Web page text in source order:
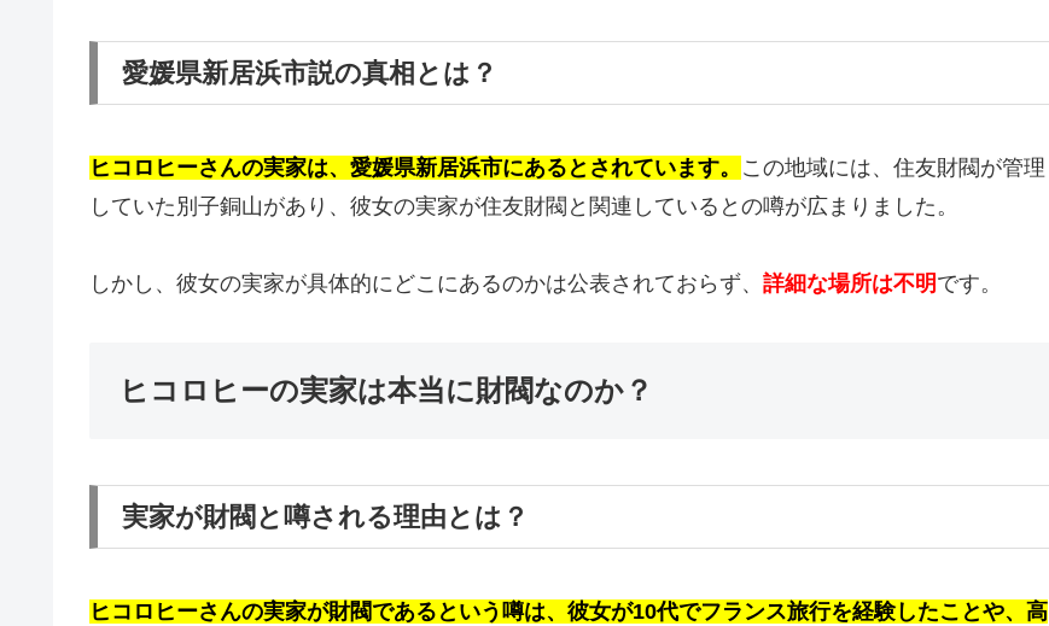
愛媛県新居浜市説の真相とは？
ヒコロヒーさんの実家は、愛媛県新居浜市にあるとされています。 この地域には、住友財閥が管理
していた別子銅山があり、彼女の実家が住友財閥と関連しているとの噂が広まりました。
しかし、彼女の実家が具体的にどこにあるのかは公表されておらず、 詳細な場所は不明 です。
ヒコロヒーの実家は本当に財閥なのか？
実家が財閥と噂される理由とは？
ヒコロヒーさんの実家が財閥であるという噂は、彼女が10代でフランス旅行を経験したことや、高